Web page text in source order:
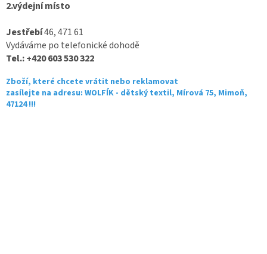
2.výdejní místo
Jestřebí46, 471 61
Vydáváme po telefonické dohodě
Tel.: +420 603 530 322
Zboží, které chcete vrátit nebo reklamovat
zasílejte na adresu: WOLFÍK - dětský textil, Mírová 75, Mimoň,
47124 !!!